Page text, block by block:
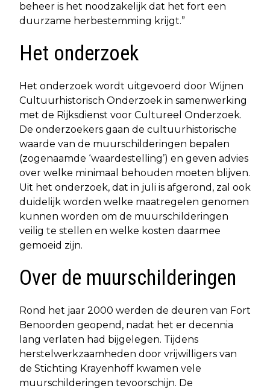
beheer is het noodzakelijk dat het fort een
duurzame herbestemming krijgt.”
Het onderzoek
Het onderzoek wordt uitgevoerd door Wijnen
Cultuurhistorisch Onderzoek in samenwerking
met de Rijksdienst voor Cultureel Onderzoek.
De onderzoekers gaan de cultuurhistorische
waarde van de muurschilderingen bepalen
(zogenaamde ‘waardestelling’) en geven advies
over welke minimaal behouden moeten blijven.
Uit het onderzoek, dat in juli is afgerond, zal ook
duidelijk worden welke maatregelen genomen
kunnen worden om de muurschilderingen
veilig te stellen en welke kosten daarmee
gemoeid zijn.
Over de muurschilderingen
Rond het jaar 2000 werden de deuren van Fort
Benoorden geopend, nadat het er decennia
lang verlaten had bijgelegen. Tijdens
herstelwerkzaamheden door vrijwilligers van
de Stichting Krayenhoff kwamen vele
muurschilderingen tevoorschijn. De